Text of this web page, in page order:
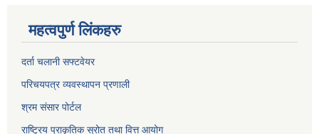
महत्वपुर्ण लिंकहरु
दर्ता चलानी सफ्टवेयर
परिचयपत्र व्यवस्थापन प्रणाली
श्रम संसार पोर्टल
राष्ट्रिय प्राकृतिक स्रोत तथा वित्त आयोग